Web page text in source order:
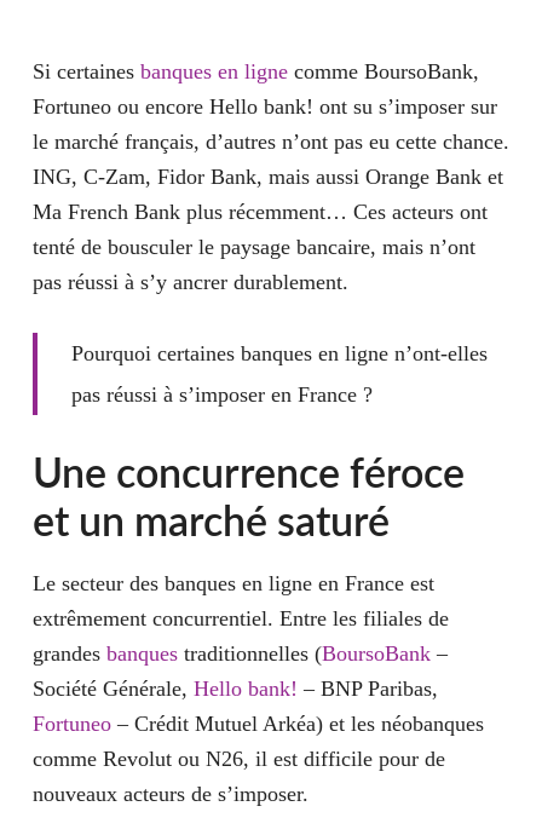
Si certaines banques en lignecomme BoursoBank,
Fortuneo ou encore Hello bank! ont su s’imposer sur
le marché français, d’autres n’ont pas eu cette chance.
ING, C-Zam, Fidor Bank, mais aussi Orange Bank et
Ma French Bankplus récemment… Ces acteurs ont
tenté de bousculer le paysage bancaire, mais n’ont
pas réussi à s’y ancrer durablement.
Pourquoi certaines banques en ligne n’ont-elles
pas réussi à s’imposer en France ?
Une concurrence féroce
et un marché saturé
Le secteur des banques en ligne en France est
extrêmement concurrentiel. Entre les filiales de
grandes banquestraditionnelles (BoursoBank–
Société Générale, Hello bank! – BNP Paribas,
Fortuneo– Crédit Mutuel Arkéa) et les néobanques
comme Revolut ou N26, il est difficile pour de
nouveaux acteurs de s’imposer.